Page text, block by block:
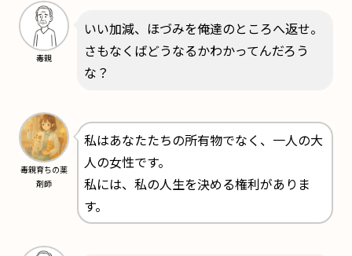
毒親
いい加減、ほづみを俺達のところへ返せ。
さもなくばどうなるかわかってんだろう
な？
毒親育ちの薬
剤師
私はあなたたちの所有物でなく、一人の大
人の女性です。
私には、私の人生を決める権利がありま
す。